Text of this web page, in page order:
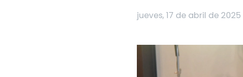
jueves, 17 de abril de 2025